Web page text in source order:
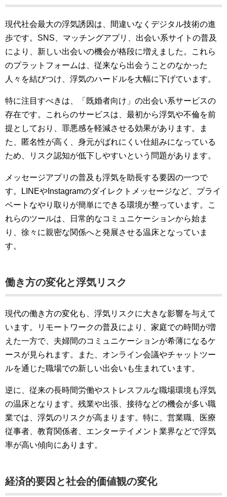
現代社会最大の浮気誘因は、間違いなくデジタル技術の進
歩です。SNS、マッチングアプリ、出会い系サイトの普及
により、新しい出会いの機会が格段に増えました。これら
のプラットフォームは、従来なら出会うことのなかった
人々を結びつけ、浮気のハードルを大幅に下げています。
特に注目すべきは、「既婚者向け」の出会い系サービスの
存在です。これらのサービスは、最初から浮気や不倫を前
提としており、罪悪感を軽減させる効果があります。ま
た、匿名性が高く、身元がばれにくい仕組みになっている
ため、リスク認知が低下しやすいという問題があります。
メッセージアプリの普及も浮気を助長する要因の一つで
す。LINEやInstagramのダイレクトメッセージなど、プライ
ベートなやり取りが簡単にできる環境が整っています。こ
れらのツールは、日常的なコミュニケーションから始ま
り、徐々に親密な関係へと発展させる温床となっていま
す。
働き方の変化と浮気リスク
現代の働き方の変化も、浮気リスクに大きな影響を与えて
います。リモートワークの普及により、家庭での時間が増
えた一方で、夫婦間のコミュニケーションが希薄になるケ
ースが見られます。また、オンライン会議やチャットツー
ルを通じた職場での新しい出会いも生まれています。
逆に、従来の長時間労働やストレスフルな職場環境も浮気
の温床となります。残業や出張、接待などの機会が多い職
業では、浮気のリスクが高まります。特に、営業職、医療
従事者、教育関係者、エンターテイメント業界などで浮気
率が高い傾向にあります。
経済的要因と社会的価値観の変化